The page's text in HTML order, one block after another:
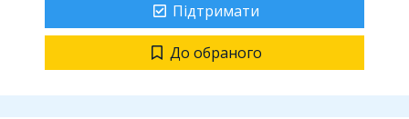
Підтримати
До обраного